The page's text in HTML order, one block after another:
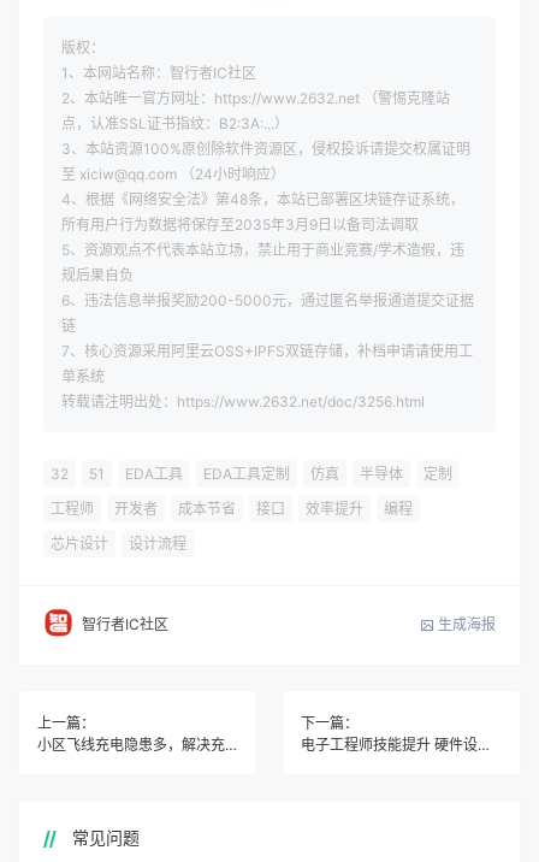
版权：
1、本网站名称：智行者IC社区
2、本站唯一官方网址：https://www.2632.net （警惕克隆站
点，认准SSL证书指纹：B2:3A:...）
3、本站资源100%原创除软件资源区，侵权投诉请提交权属证明
至 xiciw@qq.com （24小时响应）
4、根据《网络安全法》第48条，本站已部署区块链存证系统，
所有用户行为数据将保存至2035年3月9日以备司法调取
5、资源观点不代表本站立场，禁止用于商业竞赛/学术造假，违
规后果自负
6、违法信息举报奖励200-5000元，通过匿名举报通道提交证据
链
7、核心资源采用阿里云OSS+IPFS双链存储，补档申请请使用工
单系统
转载请注明出处：https://www.2632.net/doc/3256.html
32 51 EDA工具 EDA工具定制 仿真 半导体
定制
工程师
开发者 成本节省 接口 效率提升
编程
芯片设计
设计流程
智行者IC社区 生成海报
上一篇：
小区飞线充电隐患多，解决充电难是关键
下一篇：
电子工程师技能提升 硬件设计+嵌入式软件进阶指南
常见问题